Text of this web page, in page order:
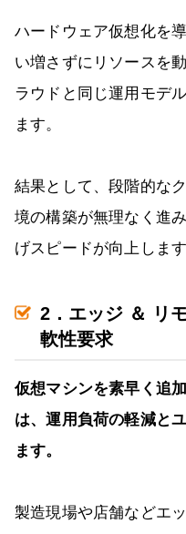
ハードウェア仮想化を
い増さずにリソースを
ラウドと同じ運用モデ
ます。
結果として、段階的な
境の構築が無理なく進
げスピードが向上します
2．エッジ ＆ リ
軟性要求
仮想マシンを素早く追
は、運用負荷の軽減と
ます。
製造現場や店舗などエ